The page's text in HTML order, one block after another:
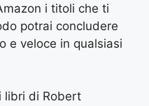
i titoli che ti
potrai concludere
e veloce in qualsiasi
libri di Robert